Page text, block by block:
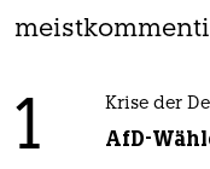
1 Krise der
AfD-